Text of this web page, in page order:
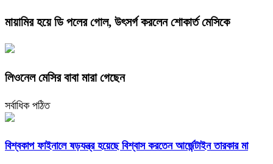
মায়ামির হয়ে ডি পলের গোল, উৎসর্গ করলেন শোকার্ত মেসিকে
লিওনেল মেসির বাবা মারা গেছেন
সর্বাধিক পঠিত
বিশ্বকাপ ফাইনালে ষড়যন্ত্র হয়েছে বিশ্বাস করতেন আর্জেন্টাইন তারকার মা